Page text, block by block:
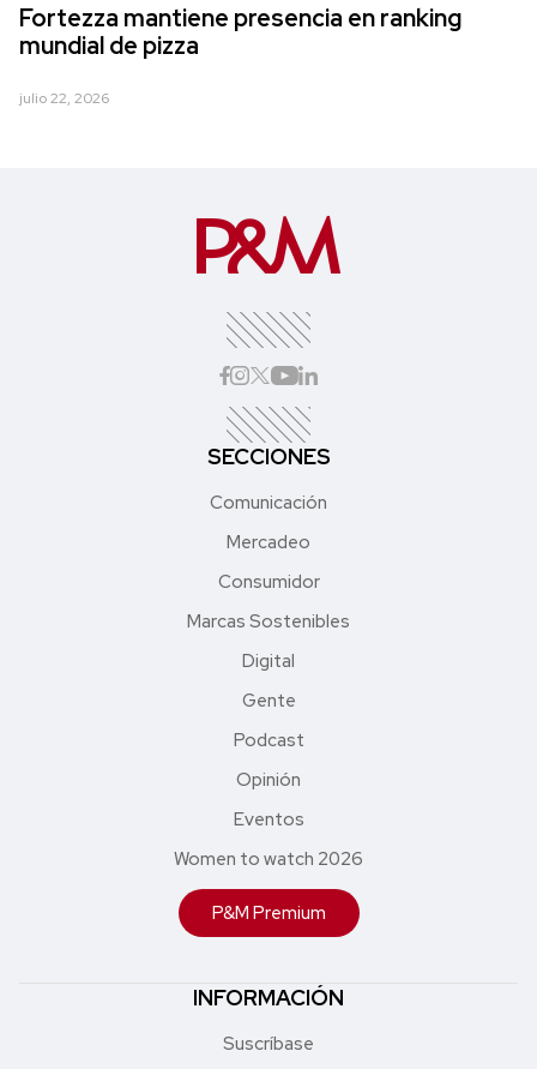
Fortezza mantiene presencia en ranking
mundial de pizza
julio 22, 2026
SECCIONES
Comunicación
Mercadeo
Consumidor
Marcas Sostenibles
Digital
Gente
Podcast
Opinión
Eventos
Women to watch 2026
P&M Premium
INFORMACIÓN
Suscríbase